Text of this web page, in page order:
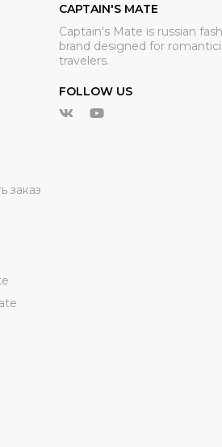
заказ
CAPTAIN'S MATE
Captain's Mate is russian
brand designed for
travelers.
FOLLOW US